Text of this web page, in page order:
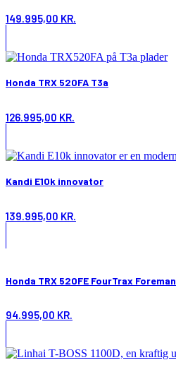
149.995,00 KR.
Honda TRX 520FA T3a
126.995,00 KR.
Kandi E10k innovator
139.995,00 KR.
Honda TRX 520FE FourTrax Foreman
94.995,00 KR.